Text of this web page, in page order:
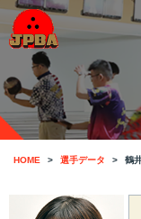
HOME 選手データ 鶴